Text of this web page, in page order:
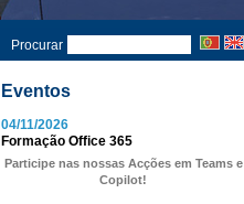
Procurar
Eventos
04/11/2026
Formação Office 365
Participe nas nossas Acções em Teams e
Copilot!